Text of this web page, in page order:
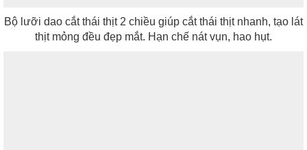
Bộ lưỡi dao cắt thái thịt 2 chiều giúp cắt thái thịt nhanh, tạo lát
thịt mỏng đều đẹp mắt. Hạn chế nát vụn, hao hụt.